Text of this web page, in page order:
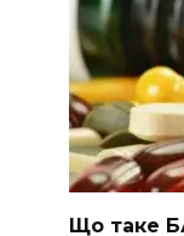
Що таке